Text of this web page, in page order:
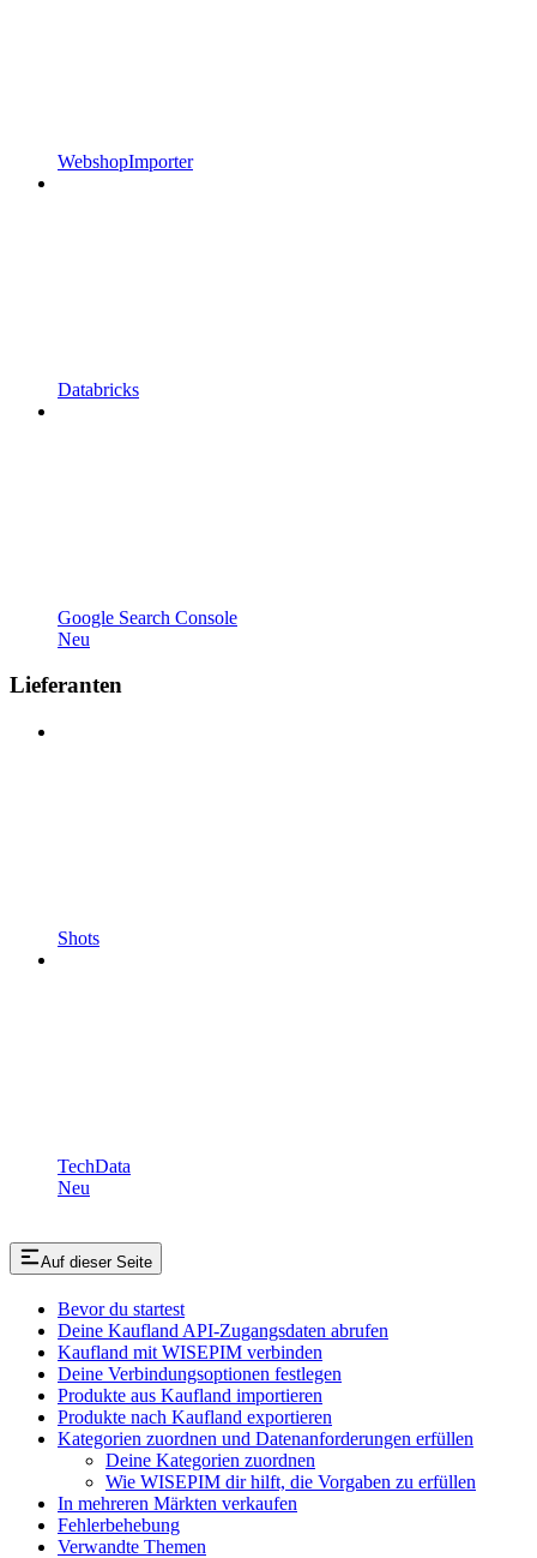
WebshopImporter
Databricks
Google Search Console
Neu
Lieferanten
Shots
TechData
Neu
Auf dieser Seite
Bevor du startest
Deine Kaufland API-Zugangsdaten abrufen
Kaufland mit WISEPIM verbinden
Deine Verbindungsoptionen festlegen
Produkte aus Kaufland importieren
Produkte nach Kaufland exportieren
Kategorien zuordnen und Datenanforderungen erfüllen
Deine Kategorien zuordnen
Wie WISEPIM dir hilft, die Vorgaben zu erfüllen
In mehreren Märkten verkaufen
Fehlerbehebung
Verwandte Themen